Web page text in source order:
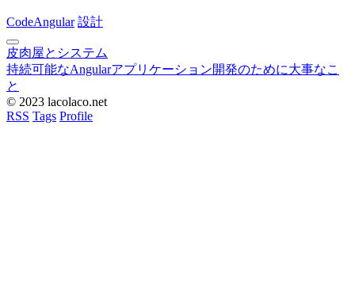
CodeAngular 設計
皮肉屋とシステム
持続可能なAngularアプリケーション開発のために大事なこ
と
© 2023 lacolaco.net
RSS Tags Profile